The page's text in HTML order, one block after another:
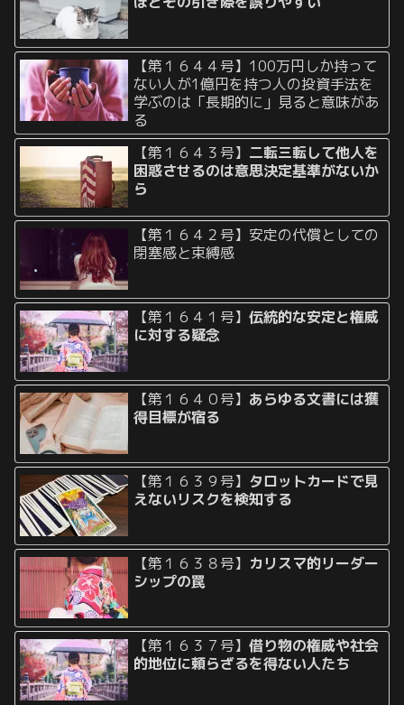
【第１６４４号】100万円しか持って
ない人が1億円を持つ人の投資手法を
学ぶのは「長期的に」見ると意味があ
る
【第１６４３号】 二転三転して他人を
困惑させるのは意思決定基準がないか
ら
【第１６４２号】安定の代償としての
閉塞感と束縛感
【第１６４１号】伝統的な安定と権威
に対する疑念
【第１６４０号】 あらゆる文書には獲
得目標が宿る
【第１６３９号】 タロットカードで見
えないリスクを検知する
【第１６３８号】 カリスマ的リーダー
シップの罠
【第１６３７号】借り物の権威や社会
的地位に頼らざるを得ない人たち